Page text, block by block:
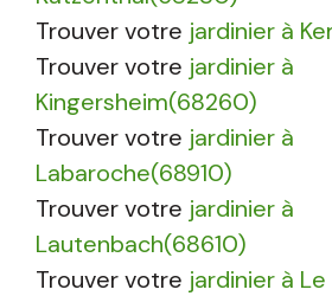
Trouver votre jardinier à
Trouver votre jardinier à
Kingersheim(68260)
Trouver votre jardinier à
Labaroche(68910)
Trouver votre jardinier à
Lautenbach(68610)
Trouver votre jardinier à Le